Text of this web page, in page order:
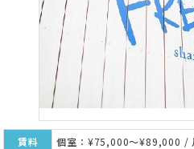
賃料
個室：¥75,000～¥89,000 /